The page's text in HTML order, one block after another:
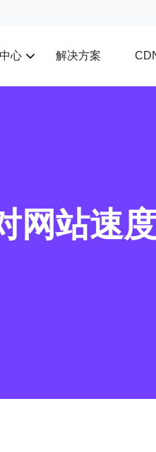
心 解决方案
网站速